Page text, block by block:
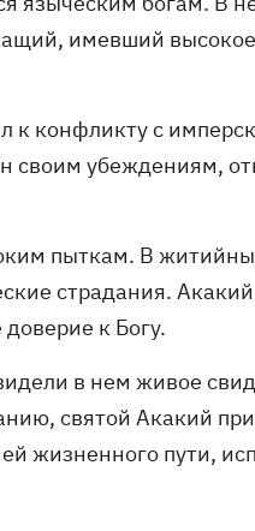
имевший
к конфликту с
своим убеждениям,
пыткам. В
страдания.
к Богу.
в нем живое
святой Акакий
жизненного пути,